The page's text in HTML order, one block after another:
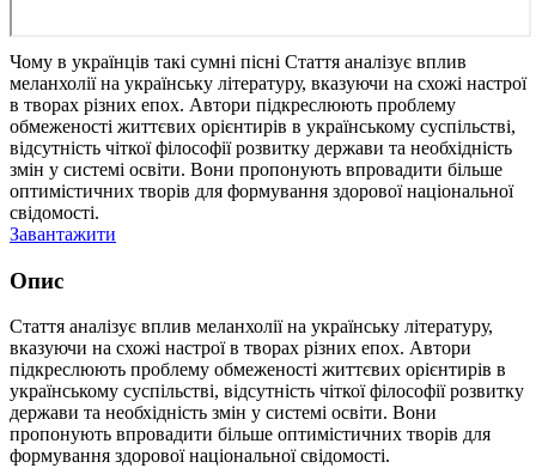
Чому в українців такі сумні пісні Стаття аналізує вплив
меланхолії на українську літературу, вказуючи на схожі настрої
в творах різних епох. Автори підкреслюють проблему
обмеженості життєвих орієнтирів в українському суспільстві,
відсутність чіткої філософії розвитку держави та необхідність
змін у системі освіти. Вони пропонують впровадити більше
оптимістичних творів для формування здорової національної
свідомості.
Завантажити
Опис
Стаття аналізує вплив меланхолії на українську літературу,
вказуючи на схожі настрої в творах різних епох. Автори
підкреслюють проблему обмеженості життєвих орієнтирів в
українському суспільстві, відсутність чіткої філософії розвитку
держави та необхідність змін у системі освіти. Вони
пропонують впровадити більше оптимістичних творів для
формування здорової національної свідомості.